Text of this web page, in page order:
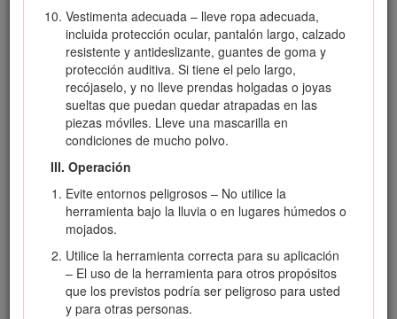
Vestimenta adecuada – lleve ropa adecuada,
incluida protección ocular, pantalón largo, calzado
resistente y antideslizante, guantes de goma y
protección auditiva. Si tiene el pelo largo,
recójaselo, y no lleve prendas holgadas o joyas
sueltas que puedan quedar atrapadas en las
piezas móviles. Lleve una mascarilla en
condiciones de mucho polvo.
III. Operación
Evite entornos peligrosos – No utilice la
herramienta bajo la lluvia o en lugares húmedos o
mojados.
Utilice la herramienta correcta para su aplicación
– El uso de la herramienta para otros propósitos
que los previstos podría ser peligroso para usted
y para otras personas.
Este manual utiliza dos palabras más para resaltar
información.Importantellama la atención sobre
información mecánica especial, yNotaresalta
información general que merece una atención especial.
Si necesita ayuda, consulte los vídeos
www.Toro.com/support o llame al 1-
888-384-9939 antes de devolver este
producto.
Advertencia
CALIFORNIA